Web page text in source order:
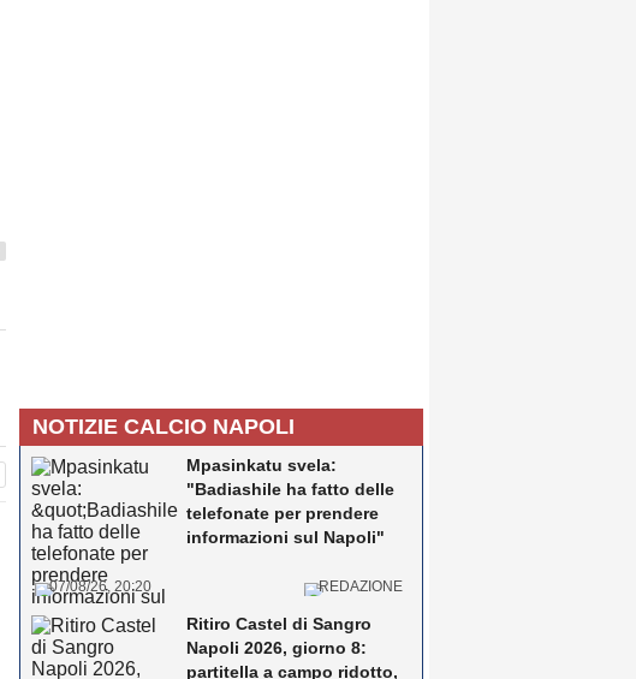
NOTIZIE CALCIO NAPOLI
Mpasinkatu svela:
"Badiashile ha fatto delle
telefonate per prendere
informazioni sul Napoli"
07/08/26, 20:20 REDAZIONE
Ritiro Castel di Sangro
Napoli 2026, giorno 8:
partitella a campo ridotto,